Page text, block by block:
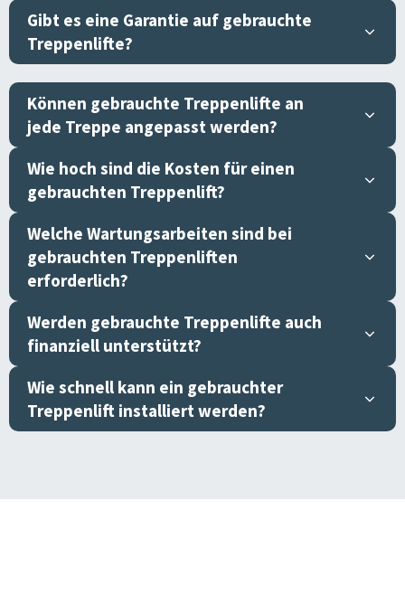
Gibt es eine Garantie auf gebrauchte
Treppenlifte?
Können gebrauchte Treppenlifte an
jede Treppe angepasst werden?
Wie hoch sind die Kosten für einen
gebrauchten Treppenlift?
Welche Wartungsarbeiten sind bei
gebrauchten Treppenliften
erforderlich?
Werden gebrauchte Treppenlifte auch
finanziell unterstützt?
Wie schnell kann ein gebrauchter
Treppenlift installiert werden?